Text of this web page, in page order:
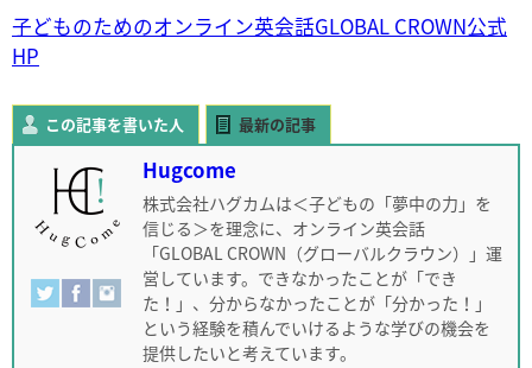
子どものためのオンライン英会話GLOBAL CROWN公式
HP
この記事を書いた人 最新の記事
Hugcome
株式会社ハグカムは＜子どもの「夢中の力」を
信じる＞を理念に、オンライン英会話
「GLOBAL CROWN（グローバルクラウン）」運
営しています。できなかったことが「でき
た！」、分からなかったことが「分かった！」
という経験を積んでいけるような学びの機会を
提供したいと考えています。